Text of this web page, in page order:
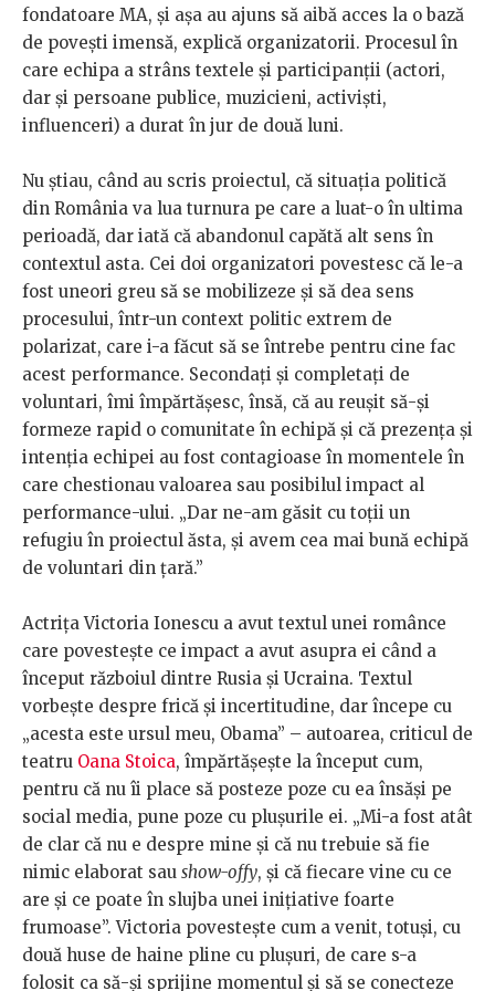
fondatoare MA, și așa au ajuns să aibă acces la o bază
de povești imensă, explică organizatorii. Procesul în
care echipa a strâns textele și participanții (actori,
dar și persoane publice, muzicieni, activiști,
influenceri) a durat în jur de două luni.
Nu știau, când au scris proiectul, că situația politică
din România va lua turnura pe care a luat-o în ultima
perioadă, dar iată că abandonul capătă alt sens în
contextul asta. Cei doi organizatori povestesc că le-a
fost uneori greu să se mobilizeze și să dea sens
procesului, într-un context politic extrem de
polarizat, care i-a făcut să se întrebe pentru cine fac
acest performance. Secondați și completați de
voluntari, îmi împărtășesc, însă, că au reușit să-și
formeze rapid o comunitate în echipă și că prezența și
intenția echipei au fost contagioase în momentele în
care chestionau valoarea sau posibilul impact al
performance-ului. „Dar ne-am găsit cu toții un
refugiu în proiectul ăsta, și avem cea mai bună echipă
de voluntari din țară.”
Actrița Victoria Ionescu a avut textul unei românce
care povestește ce impact a avut asupra ei când a
început războiul dintre Rusia și Ucraina. Textul
vorbește despre frică și incertitudine, dar începe cu
„acesta este ursul meu, Obama” – autoarea, criticul de
teatru Oana Stoica, împărtășește la început cum,
pentru că nu îi place să posteze poze cu ea însăși pe
social media, pune poze cu plușurile ei. „Mi-a fost atât
de clar că nu e despre mine și că nu trebuie să fie
nimic elaborat sau show-offy, și că fiecare vine cu ce
are și ce poate în slujba unei inițiative foarte
frumoase”. Victoria povestește cum a venit, totuși, cu
două huse de haine pline cu plușuri, de care s-a
folosit ca să-și sprijine momentul și să se conecteze